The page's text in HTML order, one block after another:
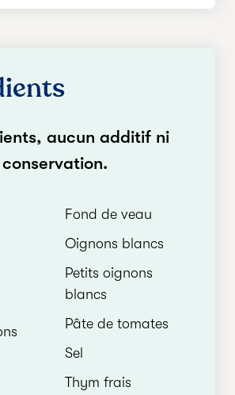
aucun additif ni
Fond de veau
Oignons blancs
Petits oignons
blancs
Pâte de tomates
Sel
Thym frais